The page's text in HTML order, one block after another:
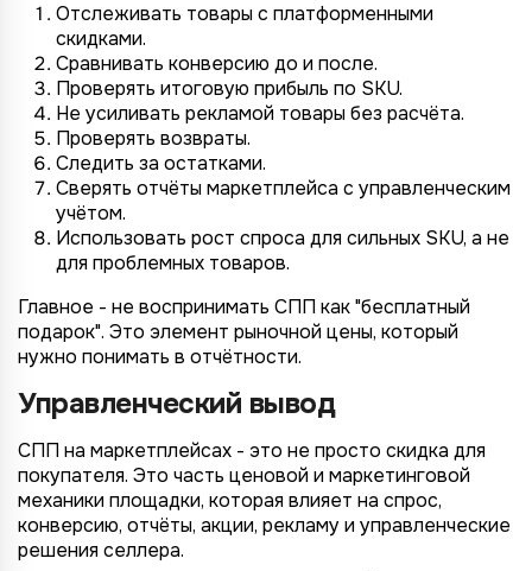
Отслеживать товары с платформенными
скидками.
Сравнивать конверсию до и после.
Проверять итоговую прибыль по SKU.
Не усиливать рекламой товары без расчёта.
Проверять возвраты.
Следить за остатками.
Сверять отчёты маркетплейса с управленческим
учётом.
Использовать рост спроса для сильных SKU, а не
для проблемных товаров.
Главное - не воспринимать СПП как "бесплатный
подарок". Это элемент рыночной цены, который
нужно понимать в отчётности.
Управленческий вывод
СПП на маркетплейсах - это не просто скидка для
покупателя. Это часть ценовой и маркетинговой
механики площадки, которая влияет на спрос,
конверсию, отчёты, акции, рекламу и управленческие
решения селлера.